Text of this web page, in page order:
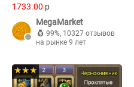
1733.00 p
MegaMarket
99%, 10327 отзывов
на рынке 9 лет
★★★